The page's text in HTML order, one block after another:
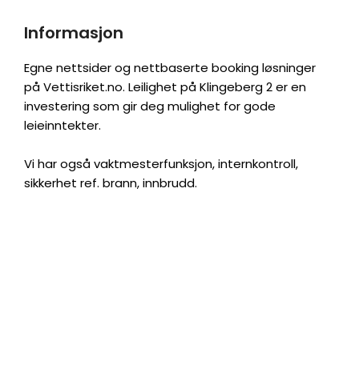
Informasjon
Egne nettsider og nettbaserte booking løsninger
på Vettisriket.no. Leilighet på Klingeberg 2 er en
investering som gir deg mulighet for gode
leieinntekter.
Vi har også vaktmesterfunksjon, internkontroll,
sikkerhet ref. brann, innbrudd.